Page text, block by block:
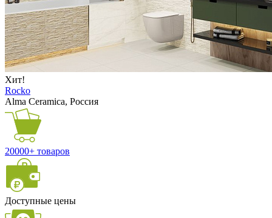
Хит!
Rocko
Alma Ceramica, Россия
20000+ товаров
Доступные цены